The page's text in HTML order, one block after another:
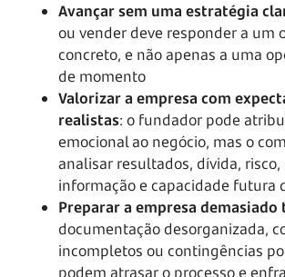
Avançar sem uma estratégia
ou vender deve responder a um
concreto, e não apenas a uma
de momento
Valorizar a empresa com
realistas: o fundador pode
emocional ao negócio, mas o
analisar resultados, dívida,
informação e capacidade futura
Preparar a empresa demasiado
documentação desorganizada,
incompletos ou contingências
podem atrasar o processo e